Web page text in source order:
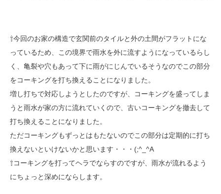
⇧今回のお家の構造で玄関前のタイルと外の土間がフラットにな
っているため、この境界で雨水を外に流すようになっているらし
く、亀裂や穴もあって下に雨がにじんでいるそうなのでこの部分
をコーキングを打ち換えることになりました。
増し打ちで対応しようとしたのですが、コーキングを盛ってしま
うと雨水が家の方に流れていくので、古いコーキングを撤去して
打ち換えることになりました。
ただコーキングもずっとはもたないのでこの部分は定期的に打ち
換えないといけないかと思います・・・(;^_^A
⇧コーキングを打ってヘラでならすのですが、雨水が流れるよう
にちょっと深めにならします。